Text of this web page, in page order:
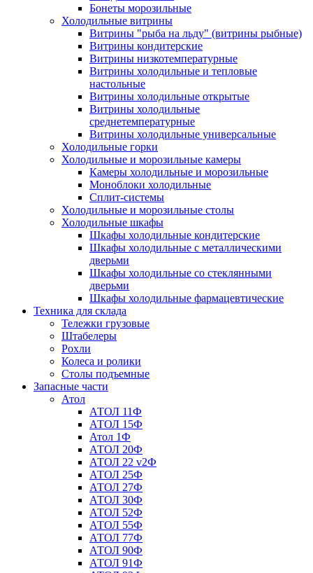
Бонеты морозильные
Холодильные витрины
Витрины "рыба на льду" (витрины рыбные)
Витрины кондитерские
Витрины низкотемпературные
Витрины холодильные и тепловые
настольные
Витрины холодильные открытые
Витрины холодильные
среднетемпературные
Витрины холодильные универсальные
Холодильные горки
Холодильные и морозильные камеры
Камеры холодильные и морозильные
Моноблоки холодильные
Сплит-системы
Холодильные и морозильные столы
Холодильные шкафы
Шкафы холодильные кондитерские
Шкафы холодильные с металлическими
дверьми
Шкафы холодильные со стеклянными
дверьми
Шкафы холодильные фармацевтические
Техника для склада
Тележки грузовые
Штабелеры
Рохли
Колеса и ролики
Столы подъемные
Запасные части
Атол
АТОЛ 11Ф
АТОЛ 15Ф
Атол 1Ф
АТОЛ 20Ф
АТОЛ 22 v2Ф
АТОЛ 25Ф
АТОЛ 27Ф
АТОЛ 30Ф
АТОЛ 52Ф
АТОЛ 55Ф
АТОЛ 77Ф
АТОЛ 90Ф
АТОЛ 91Ф